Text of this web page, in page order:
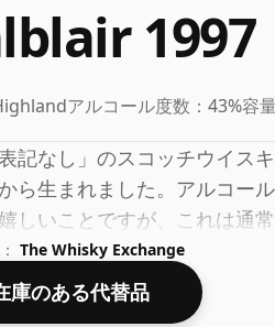
1997
アルコール度数： 43%容
表記なし」のスコッチウイス
ら生まれました。アルコー
しいことですが、これは通
The Whisky Exchange
庫のある代替品